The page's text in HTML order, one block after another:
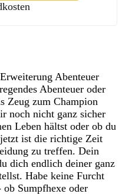
Abenteuer
Abenteuer oder
Zeug zum Champion
noch nicht ganz sicher
Leben hältst oder ob du
ist die richtige Zeit
zu treffen. Dein
dich endlich deiner ganz
Habe keine Furcht
ob Sumpfhexe oder